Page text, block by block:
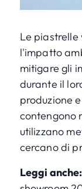
Le
l'impatto
mitigare gli
durante il
produzione
contengono
utilizzano
cercano di
Leggi anche: